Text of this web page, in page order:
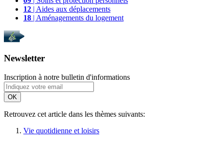
12 | Aides aux déplacements
18 | Aménagements du logement
Newsletter
Inscription à notre bulletin d'informations
OK
Retrouvez cet article dans les thèmes suivants:
Vie quotidienne et loisirs